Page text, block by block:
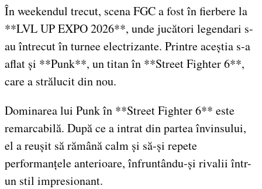
În weekendul trecut, scena FGC a fost în fierbere la
**LVL UP EXPO 2026**, unde jucători legendari s-
au întrecut în turnee electrizante. Printre aceștia s-a
aflat și **Punk**, un titan în **Street Fighter 6**,
care a strălucit din nou.
Dominarea lui Punk în **Street Fighter 6** este
remarcabilă. După ce a intrat din partea învinsului,
el a reușit să rămână calm și să-și repete
performanțele anterioare, înfruntându-și rivalii într-
un stil impresionant.